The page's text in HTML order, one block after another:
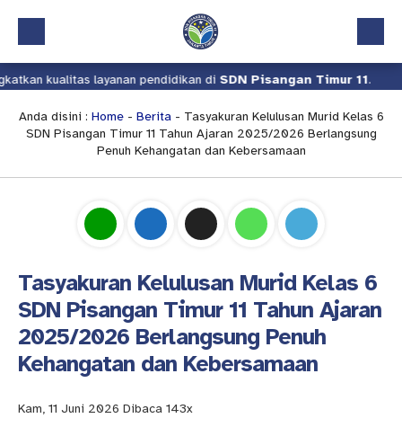
Beranda
Profil
Kalender Akademik
Layanan
Pindah Sekolah
UKS
Lapor
layanan pendidikan diSDN Pisangan Timur 11. Kami
Anda disini : Home- Berita- Tasyakuran Kelulusan Murid Kelas 6
SDN Pisangan Timur 11 Tahun Ajaran 2025/2026 Berlangsung
Penuh Kehangatan dan Kebersamaan
Tasyakuran Kelulusan Murid Kelas 6
SDN Pisangan Timur 11 Tahun Ajaran
2025/2026 Berlangsung Penuh
Kehangatan dan Kebersamaan
Kam, 11 Juni 2026 Dibaca 143x